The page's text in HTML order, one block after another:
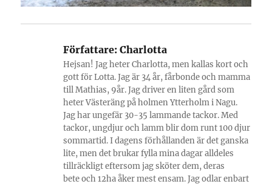
Författare: Charlotta
Hejsan! Jag heter Charlotta, men kallas kort och
gott för Lotta. Jag är 34 år, fårbonde och mamma
till Mathias, 9år. Jag driver en liten gård som
heter Västeräng på holmen Ytterholm i Nagu.
Jag har ungefär 30-35 lammande tackor. Med
tackor, ungdjur och lamm blir dom runt 100 djur
sommartid. I dagens förhållanden är det ganska
lite, men det brukar fylla mina dagar alldeles
tillräckligt eftersom jag sköter dem, deras
bete och 12ha åker mest ensam. Jag odlar enbart